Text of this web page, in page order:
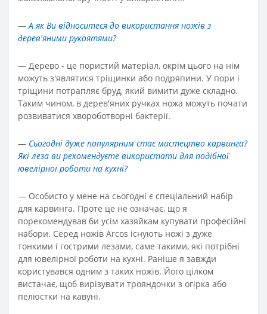
—А як Ви відноситеся до використання ножів з
дерев'яними рукоятями?
— Дерево - це пористий матеріал, окрім цього на нім
можуть з'являтися тріщинки або подряпини. У пори і
тріщини потрапляє бруд, який вимити дуже складно.
Таким чином, в дерев'яних ручках ножа можуть почати
розвиватися хвороботворні бактерії.
— Сьогодні дуже популярним стає мистецтво карвинга?
Які леза ви рекомендуєте використати для подібної
ювелірної роботи на кухні?
— Особисто у мене на сьогодні є спеціальний набір
для карвинга. Проте це не означає, що я
порекомендував би усім хазяйкам купувати професійні
набори. Серед ножів Arcos існують ножі з дуже
тонкими і гострими лезами, саме такими, які потрібні
для ювелірної роботи на кухні. Раніше я завжди
користувався одним з таких ножів. Його цілком
вистачає, щоб вирізувати трояндочки з огірка або
пелюстки на кавуні.